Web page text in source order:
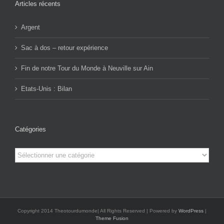
Articles récents
Argent
Sac à dos – retour expérience
Fin de notre Tour du Monde à Neuville sur Ain
Etats-Unis : Bilan
Catégories
Catégories
Copyright 2014 Theotourdumonde| All Rights Reserved | Powered by WordPress |
Theme Fusion